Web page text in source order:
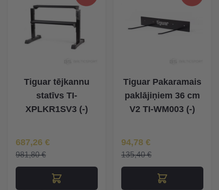
Tiguar tējkannu
statīvs TI-
XPLKR1SV3 (-)
Īpaša Cena
687,26 €
981,80 €
Tiguar Pakaramais
paklājiņiem 36 cm
V2 TI-WM003 (-)
Īpaša Cena
94,78 €
135,40 €